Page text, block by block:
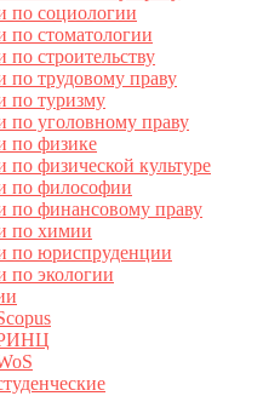
по социологии
по стоматологии
по строительству
по трудовому праву
по туризму
по уголовному праву
по физике
по физической культуре
по философии
по финансовому праву
по химии
по юриспруденции
по экологии